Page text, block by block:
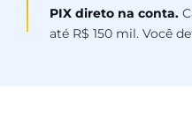
PIX direto na conta.
até R$ 150 mil. Você